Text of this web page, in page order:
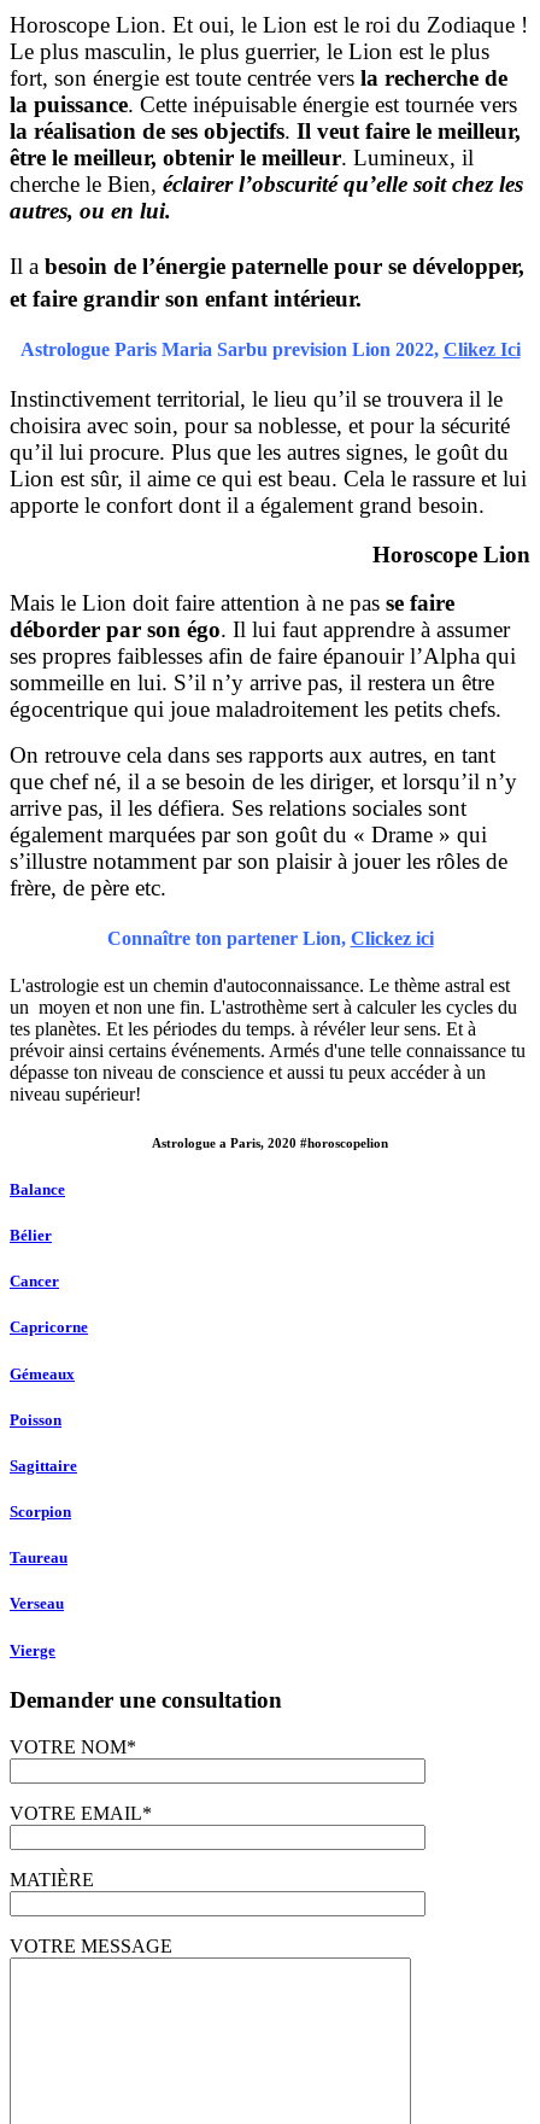
Horoscope Lion. Et oui, le Lion est le roi du Zodiaque !
Le plus masculin, le plus guerrier, le Lion est le plus
fort, son énergie est toute centrée vers la recherche de
la puissance. Cette inépuisable énergie est tournée vers
la réalisation de ses objectifs. Il veut faire le meilleur,
être le meilleur, obtenir le meilleur. Lumineux, il
cherche le Bien, éclairer l’obscurité qu’elle soit chez les
autres, ou en lui.
Il a besoin de l’énergie paternelle pour se développer,
et faire grandir son enfant intérieur.
Astrologue Paris Maria Sarbu prevision Lion 2022, Clikez Ici
Instinctivement territorial, le lieu qu’il se trouvera il le
choisira avec soin, pour sa noblesse, et pour la sécurité
qu’il lui procure. Plus que les autres signes, le goût du
Lion est sûr, il aime ce qui est beau. Cela le rassure et lui
apporte le confort dont il a également grand besoin.
Horoscope Lion
Mais le Lion doit faire attention à ne pas se faire
déborder par son égo. Il lui faut apprendre à assumer
ses propres faiblesses afin de faire épanouir l’Alpha qui
sommeille en lui. S’il n’y arrive pas, il restera un être
égocentrique qui joue maladroitement les petits chefs.
On retrouve cela dans ses rapports aux autres, en tant
que chef né, il a se besoin de les diriger, et lorsqu’il n’y
arrive pas, il les défiera. Ses relations sociales sont
également marquées par son goût du « Drame » qui
s’illustre notamment par son plaisir à jouer les rôles de
frère, de père etc.
Connaître ton partener Lion, Clickez ici
L'astrologie est un chemin d'autoconnaissance. Le thème astral est
un moyen et non une fin. L'astrothème sert à calculer les cycles du
tes planètes. Et les périodes du temps. à révéler leur sens. Et à
prévoir ainsi certains événements. Armés d'une telle connaissance tu
dépasse ton niveau de conscience et aussi tu peux accéder à un
niveau supérieur!
Astrologue a Paris, 2020 #horoscopelion
Balance
Bélier
Cancer
Capricorne
Gémeaux
Poisson
Sagittaire
Scorpion
Taureau
Verseau
Vierge
Demander une consultation
VOTRE NOM*
VOTRE EMAIL*
MATIÈRE
VOTRE MESSAGE